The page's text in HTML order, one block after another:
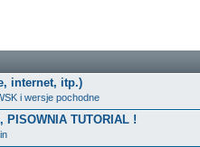
internet, itp.)
i wersje pochodne
TUTORIAL !